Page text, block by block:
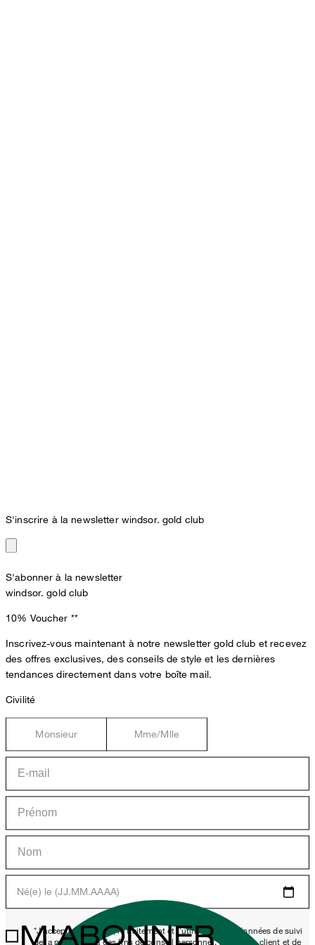
S'inscrire à la newsletter windsor. gold club
S'abonner à la newsletter
windsor. gold club
10% Voucher **
Inscrivez-vous maintenant à notre newsletter gold club et recevez
des offres exclusives, des conseils de style et les dernières
tendances directement dans votre boîte mail.
Civilité
Monsieur Mme/Mlle
Né(e) le (JJ.MM.AAAA)
*J'accepte la collecte, le traitement et l'utilisation des données de suivi
de la newsletter à des fins de conseil personnel, de service client et de
M'ABONNER